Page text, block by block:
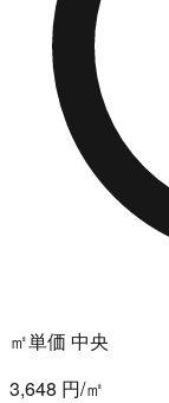
㎡単価 中央
3,648 円/㎡